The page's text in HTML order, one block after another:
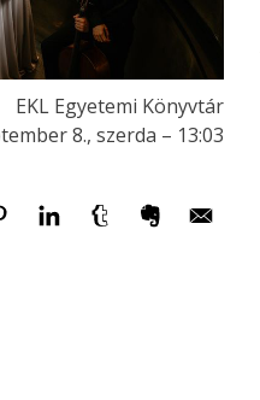
EKL Egyetemi Könyvtár
8., szerda – 13:03